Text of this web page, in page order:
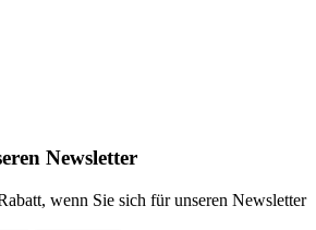
Newsletter
wenn Sie sich für unseren Newsletter